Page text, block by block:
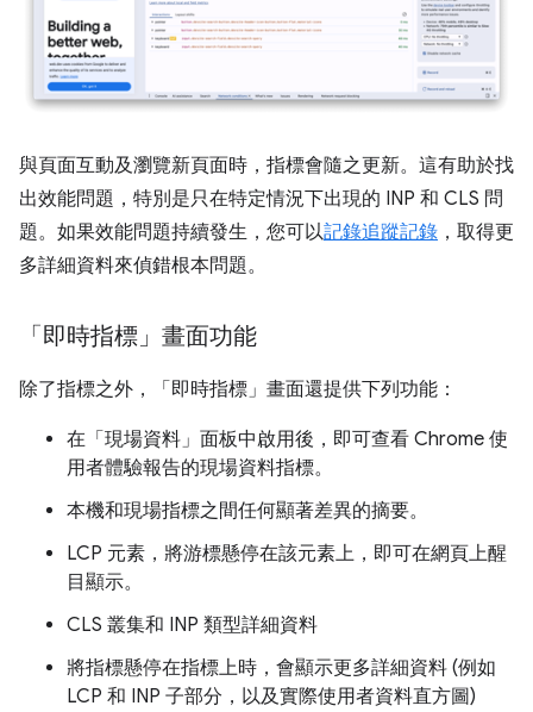
與頁面互動及瀏覽新頁面時，指標會隨之更新。這有助於找
出效能問題，特別是只在特定情況下出現的 INP 和 CLS 問
題。如果效能問題持續發生，您可以記錄追蹤記錄 ，取得更
多詳細資料來偵錯根本問題。
「即時指標」畫面功能
除了指標之外，「即時指標」 畫面還提供下列功能：
在「現場資料」 面板中啟用後，即可查看 Chrome 使
用者體驗報告的現場資料指標。
本機和現場指標之間任何顯著差異的摘要。
LCP 元素，將游標懸停在該元素上，即可在網頁上醒
目顯示。
CLS 叢集和 INP 類型詳細資料
將指標懸停在指標上時，會顯示更多詳細資料 (例如
LCP 和 INP 子部分，以及實際使用者資料直方圖)